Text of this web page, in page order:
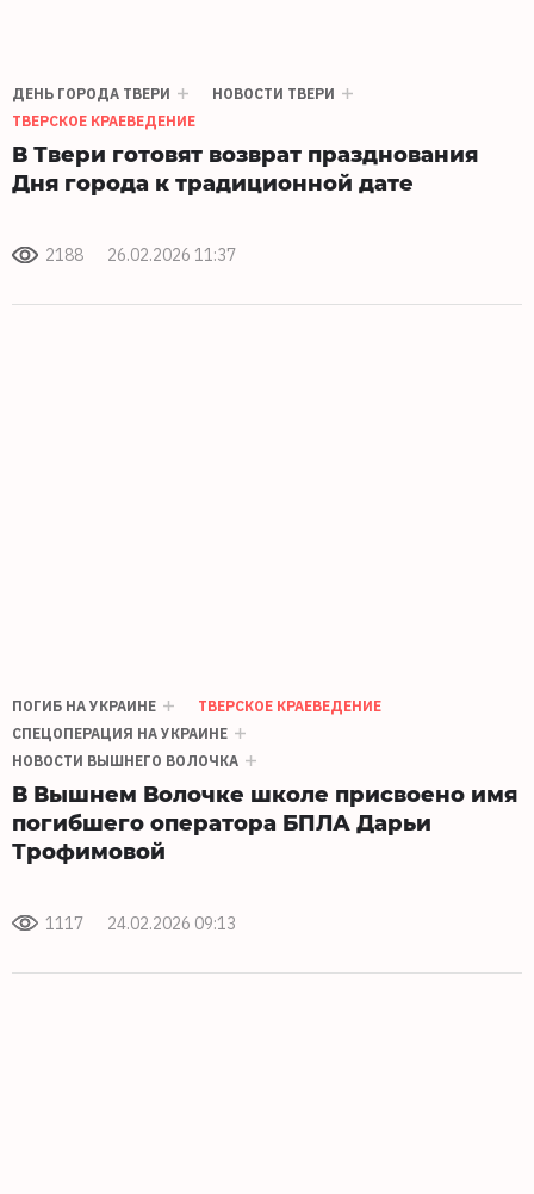
ДЕНЬ ГОРОДА ТВЕРИ
НОВОСТИ ТВЕРИ
ТВЕРСКОЕ КРАЕВЕДЕНИЕ
В Твери готовят возврат празднования
Дня города к традиционной дате
2188 26.02.2026 11:37
ПОГИБ НА УКРАИНЕ
ТВЕРСКОЕ КРАЕВЕДЕНИЕ
СПЕЦОПЕРАЦИЯ НА УКРАИНЕ
НОВОСТИ ВЫШНЕГО ВОЛОЧКА
В Вышнем Волочке школе присвоено имя
погибшего оператора БПЛА Дарьи
Трофимовой
1117 24.02.2026 09:13